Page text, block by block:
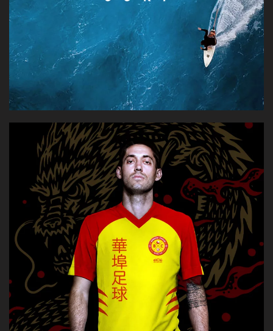
[VER CASO]
Un sistema de marca no es solo un logo. Es una
estructura visual clara que ordena, alinea y le da
coherencia a cada punto de contacto.
[VER CASO]